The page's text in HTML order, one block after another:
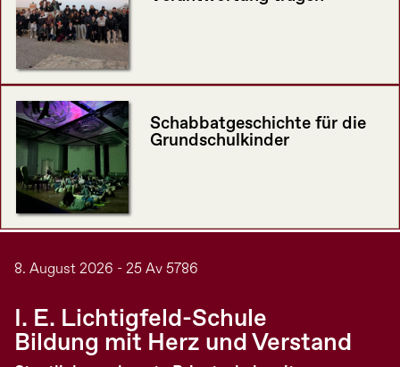
Schabbatgeschichte für die
Grundschulkinder
8. August 2026 - 25 Av 5786
I. E. Lichtigfeld-Schule
Bildung mit Herz und Verstand